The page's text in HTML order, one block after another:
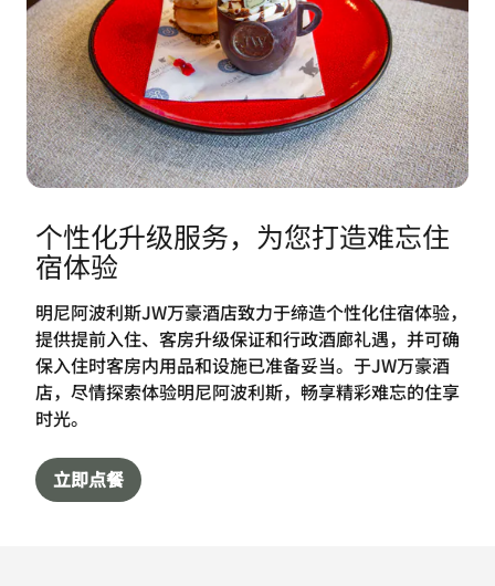
个性化升级服务，为您打造难忘住
宿体验
明尼阿波利斯JW万豪酒店致力于缔造个性化住宿体验，
提供提前入住、客房升级保证和行政酒廊礼遇，并可确
保入住时客房内用品和设施已准备妥当。于JW万豪酒
店，尽情探索体验明尼阿波利斯，畅享精彩难忘的住享
时光。
立即点餐